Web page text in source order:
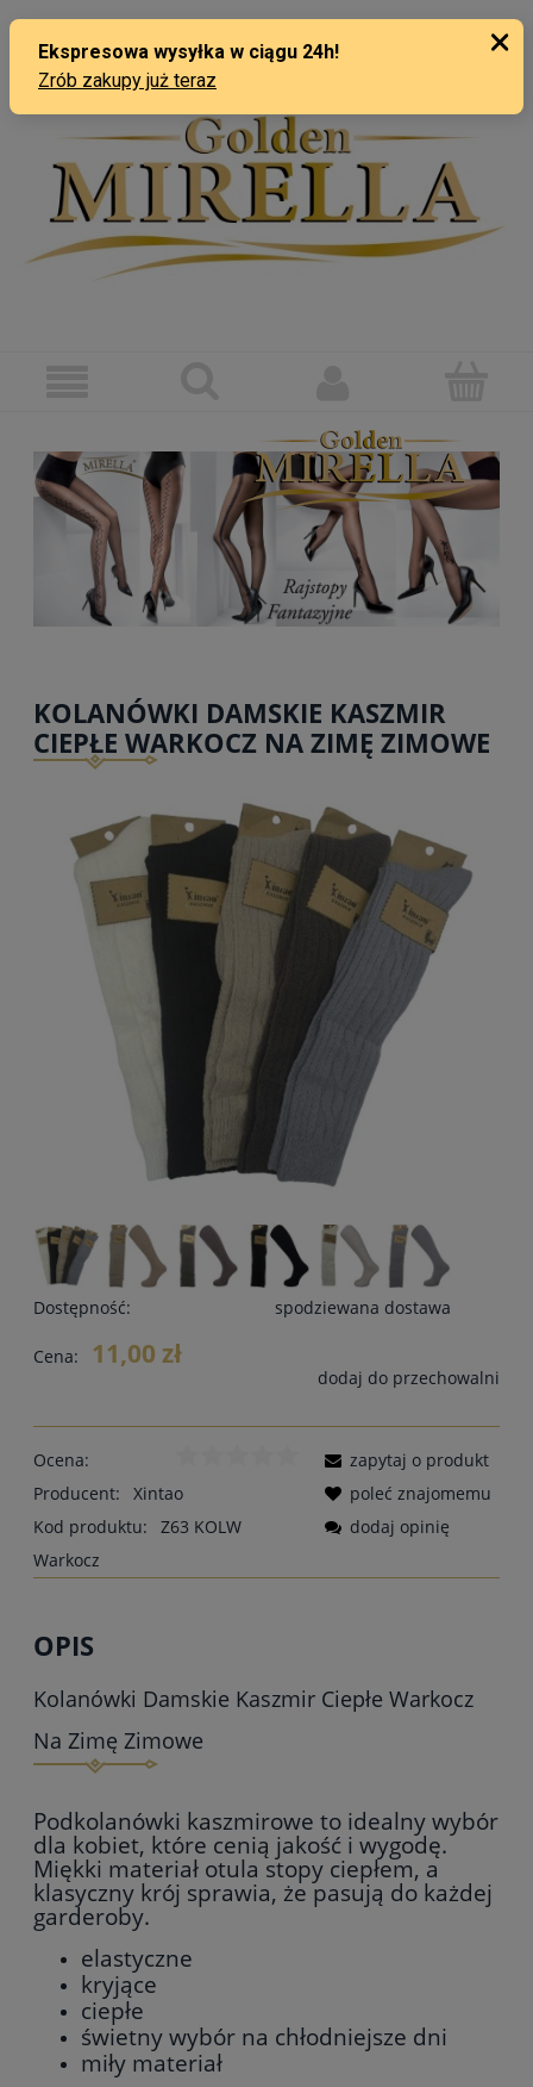
ZAREJESTRUJ SIĘ ZALOGUJ SIĘ
KOLANÓWKI DAMSKIE KASZMIR
CIEPŁE WARKOCZ NA ZIMĘ ZIMOWE
Dostępność: spodziewana dostawa
Cena: 11,00 zł
dodaj do przechowalni
Ocena:
Producent:
Xintao
Kod produktu:
Z63 KOLW
Warkocz
zapytaj o produkt
poleć znajomemu
dodaj opinię
OPIS
Kolanówki Damskie Kaszmir Ciepłe Warkocz
Na Zimę Zimowe
Podkolanówki kaszmirowe to idealny wybór
dla kobiet, które cenią jakość i wygodę.
Miękki materiał otula stopy ciepłem, a
klasyczny krój sprawia, że pasują do każdej
garderoby.
elastyczne
kryjące
ciepłe
świetny wybór na chłodniejsze dni
miły materiał